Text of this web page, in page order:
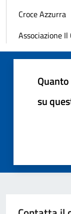
Croce Azzurra
Associazione
su